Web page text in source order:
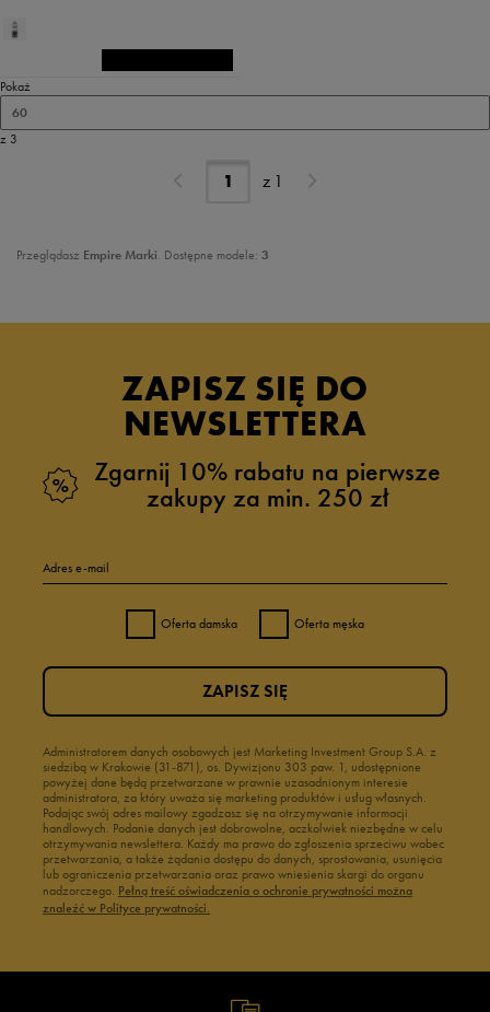
Pokaż
60
z 3
z 1
Przeglądasz Empire Marki. Dostępne modele: 3
ZAPISZ SIĘ DO
NEWSLETTERA
Zgarnij 10% rabatu na pierwsze
zakupy za min. 250 zł
Adres e-mail
Oferta damska Oferta męska
Administratorem danych osobowych jest Marketing Investment Group S.A. z
siedzibą w Krakowie (31-871), os. Dywizjonu 303 paw. 1, udostępnione
powyżej dane będą przetwarzane w prawnie uzasadnionym interesie
administratora, za który uważa się marketing produktów i usług własnych.
Podając swój adres mailowy zgadzasz się na otrzymywanie informacji
handlowych. Podanie danych jest dobrowolne, aczkolwiek niezbędne w celu
otrzymywania newslettera. Każdy ma prawo do zgłoszenia sprzeciwu wobec
przetwarzania, a także żądania dostępu do danych, sprostowania, usunięcia
lub ograniczenia przetwarzania oraz prawo wniesienia skargi do organu
nadzorczego. Pełną treść oświadczenia o ochronie prywatności można
znaleźć w Polityce prywatności.
ZAPISZ SIĘ